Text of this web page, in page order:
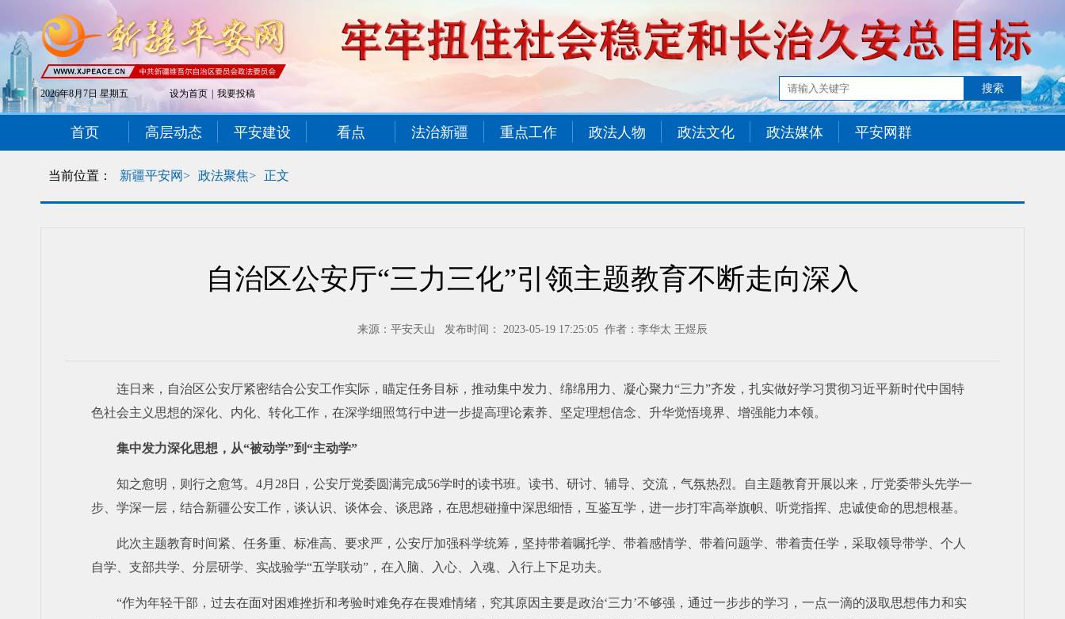
2026年8月7日 星期五 设为首页 我要投稿
首页 高层动态 平安建设 看点 法治新疆 重点工作 政法人物 政法文化 政法媒体 平安网群
当前位置： 新疆平安网> 政法聚焦> 正文
自治区公安厅“三力三化”引领主题教育不断走向深入
来源：平安天山 发布时间： 2023-05-19 17:25:05 作者：李华太 王煜辰
连日来，自治区公安厅紧密结合公安工作实际，瞄定任务目标，推动集中发力、绵绵用力、凝心聚力“三力”齐发，扎实做好学习贯彻习近平新时代中国特
色社会主义思想的深化、内化、转化工作，在深学细照笃行中进一步提高理论素养、坚定理想信念、升华觉悟境界、增强能力本领。
集中发力深化思想，从“被动学”到“主动学”
知之愈明，则行之愈笃。4月28日，公安厅党委圆满完成56学时的读书班。读书、研讨、辅导、交流，气氛热烈。自主题教育开展以来，厅党委带头先学一
步、学深一层，结合新疆公安工作，谈认识、谈体会、谈思路，在思想碰撞中深思细悟，互鉴互学，进一步打牢高举旗帜、听党指挥、忠诚使命的思想根基。
此次主题教育时间紧、任务重、标准高、要求严，公安厅加强科学统筹，坚持带着嘱托学、带着感情学、带着问题学、带着责任学，采取领导带学、个人
自学、支部共学、分层研学、实战验学“五学联动”，在入脑、入心、入魂、入行上下足功夫。
“作为年轻干部，过去在面对困难挫折和考验时难免存在畏难情绪，究其原因主要是政治‘三力’不够强，通过一步步的学习，一点一滴的汲取思想伟力和实